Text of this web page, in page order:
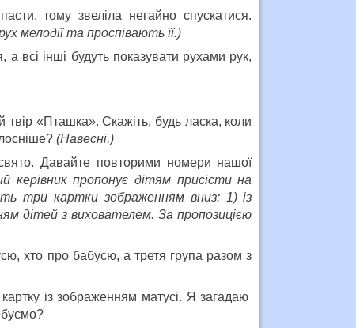
тому звеліла негайно спускатися.
мелодії та проспівають її.)
всі інші будуть показувати рухами рук,
твір «Пташка». Скажіть, будь ласка, коли
(Навесні.)
Давайте повторими номери нашої
керівник пропонує дітям присісти на
три картки зображенням вниз: 1) із
дітей з вихователем. За пропозицією
хто про бабусю, а третя група разом з
із зображенням матусі. Я загадаю